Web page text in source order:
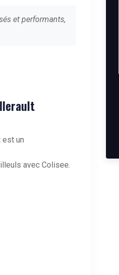
et performants,
est un
avec Colisee.